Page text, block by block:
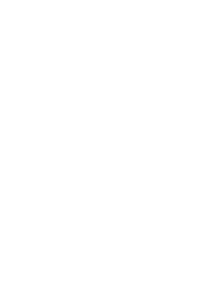
| Založeno 1923